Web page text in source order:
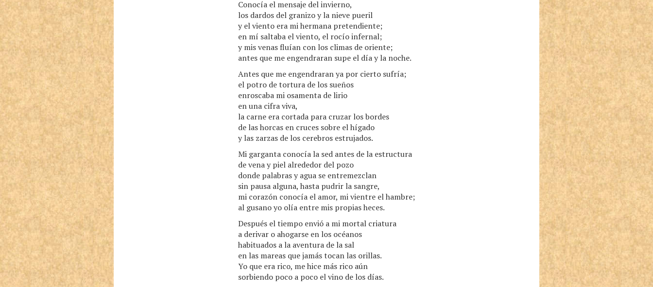
Conocía el mensaje del invierno,
los dardos del granizo y la nieve pueril
y el viento era mi hermana pretendiente;
en mí saltaba el viento, el rocío infernal;
y mis venas fluían con los climas de oriente;
antes que me engendraran supe el día y la noche.
Antes que me engendraran ya por cierto sufría;
el potro de tortura de los sueños
enroscaba mi osamenta de lirio
en una cifra viva,
la carne era cortada para cruzar los bordes
de las horcas en cruces sobre el hígado
y las zarzas de los cerebros estrujados.
Mi garganta conocía la sed antes de la estructura
de vena y piel alrededor del pozo
donde palabras y agua se entremezclan
sin pausa alguna, hasta pudrir la sangre,
mi corazón conocía el amor, mi vientre el hambre;
al gusano yo olía entre mis propias heces.
Después el tiempo envió a mi mortal criatura
a derivar o ahogarse en los océanos
habituados a la aventura de la sal
en las mareas que jamás tocan las orillas.
Yo que era rico, me hice más rico aún
sorbiendo poco a poco el vino de los días.